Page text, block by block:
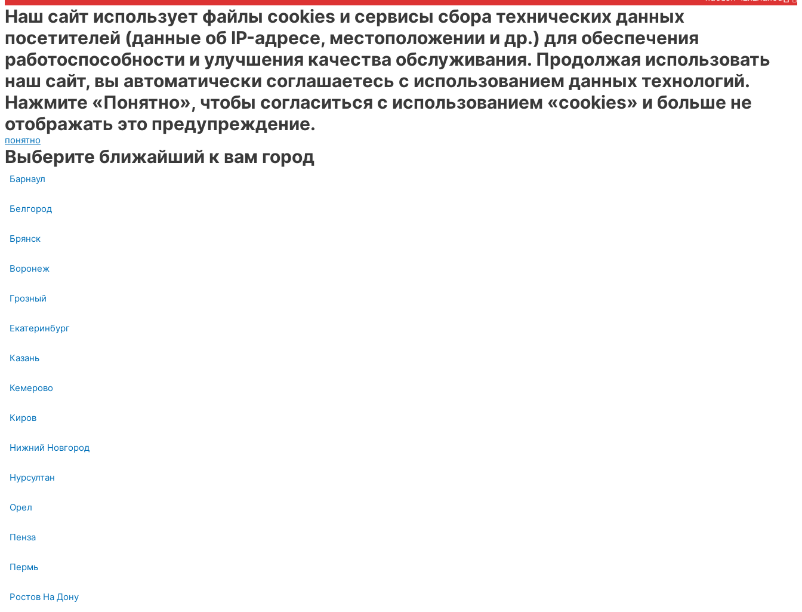
Наш сайт использует файлы cookies и сервисы сбора технических данных
посетителей (данные об IP-адресе, местоположении и др.) для обеспечения
работоспособности и улучшения качества обслуживания. Продолжая использовать
наш сайт, вы автоматически соглашаетесь с использованием данных технологий.
Нажмите «Понятно», чтобы согласиться с использованием «cookies» и больше не
отображать это предупреждение.
понятно
Выберите ближайший к вам город
Барнаул
Белгород
Брянск
Воронеж
Грозный
Екатеринбург
Казань
Кемерово
Киров
Нижний Новгород
Нурсултан
Орел
Пенза
Пермь
Ростов На Дону